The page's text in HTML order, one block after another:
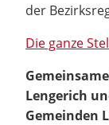
der
Die ganze
Lengerich
Gemeinden